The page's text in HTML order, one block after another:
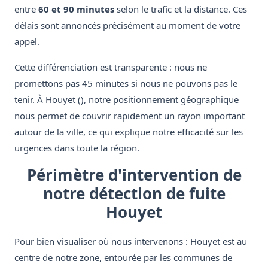
entre 60 et 90 minutes selon le trafic et la distance. Ces
délais sont annoncés précisément au moment de votre
appel.
Cette différenciation est transparente : nous ne
promettons pas 45 minutes si nous ne pouvons pas le
tenir. À Houyet (), notre positionnement géographique
nous permet de couvrir rapidement un rayon important
autour de la ville, ce qui explique notre efficacité sur les
urgences dans toute la région.
Périmètre d'intervention de
notre détection de fuite
Houyet
Pour bien visualiser où nous intervenons : Houyet est au
centre de notre zone, entourée par les communes de